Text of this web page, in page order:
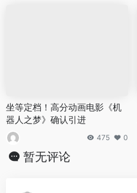
坐等定档！高分动画电影《机
器人之梦》确认引进
475 0
暂无评论